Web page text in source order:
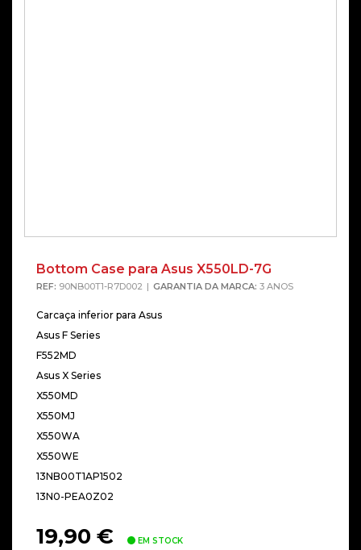
Bottom Case para Asus X550LD-7G
REF: 90NB00T1-R7D002 GARANTIA DA MARCA: 3 ANOS
Carcaça inferior para Asus
Asus F Series
F552MD
Asus X Series
X550MD
X550MJ
X550WA
X550WE
13NB00T1AP1502
13N0-PEA0Z02
19,90 € EM STOCK